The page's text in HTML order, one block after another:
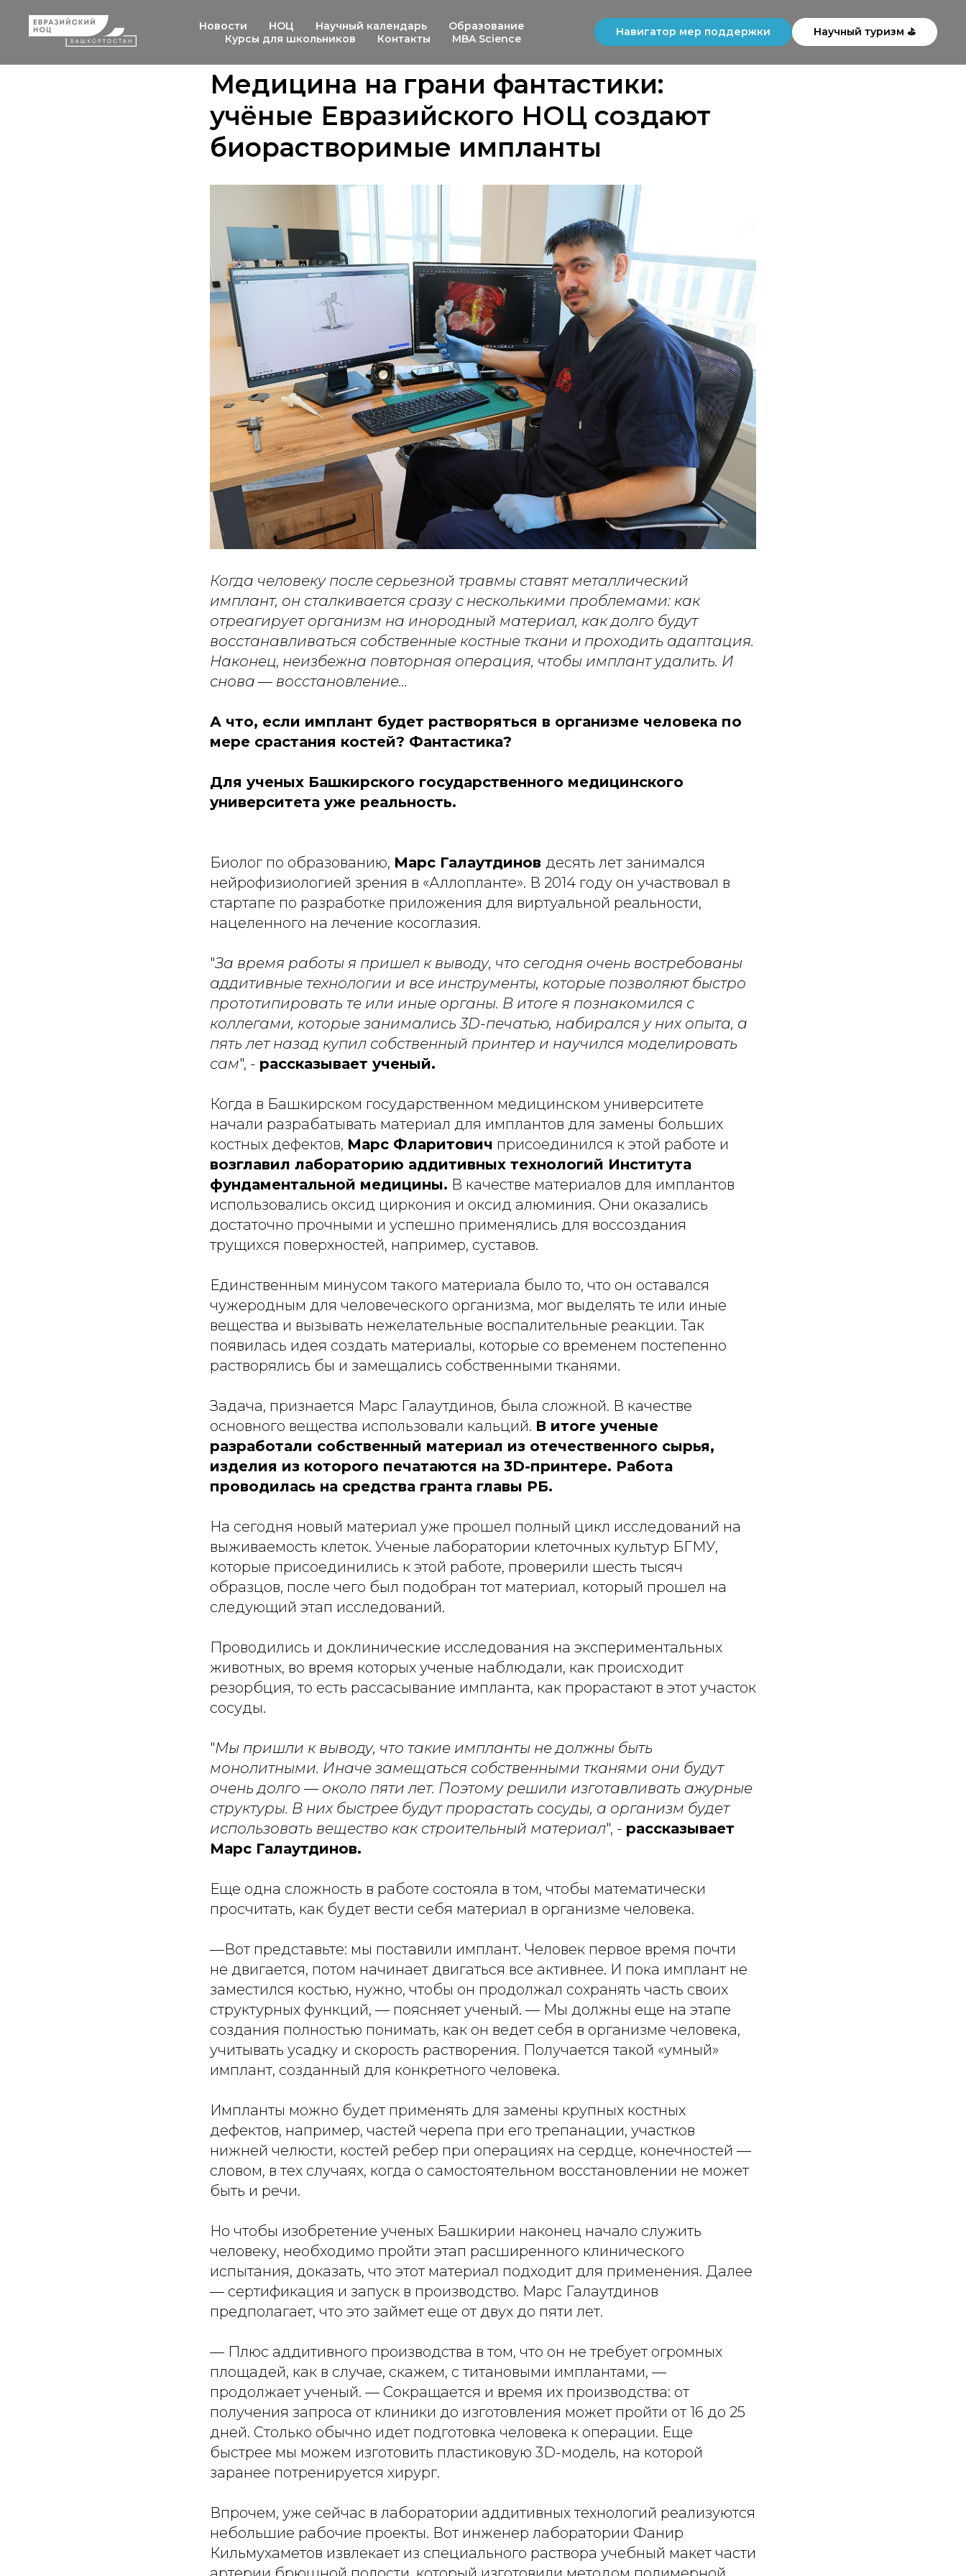
Новости НОЦ Научный календарь
Образование
Курсы для школьников
Контакты MBA Science
Навигатор мер поддержки Научный туризм ⛳
Медицина на грани фантастики:
учёные Евразийского НОЦ создают
биорастворимые импланты
Когда человеку после серьезной травмы ставят металлический
имплант, он сталкивается сразу с несколькими проблемами: как
отреагирует организм на инородный материал, как долго будут
восстанавливаться собственные костные ткани и проходить адаптация.
Наконец, неизбежна повторная операция, чтобы имплант удалить. И
снова — восстановление…
А что, если имплант будет растворяться в организме человека по
мере срастания костей? Фантастика?
Для ученых Башкирского государственного медицинского
университета уже реальность.
Биолог по образованию, Марс Галаутдинов десять лет занимался
нейрофизиологией зрения в «Аллопланте». В 2014 году он участвовал в
стартапе по разработке приложения для виртуальной реальности,
нацеленного на лечение косоглазия.
"За время работы я пришел к выводу, что сегодня очень востребованы
аддитивные технологии и все инструменты, которые позволяют быстро
прототипировать те или иные органы. В итоге я познакомился с
коллегами, которые занимались 3D-печатью, набирался у них опыта, а
пять лет назад купил собственный принтер и научился моделировать
сам", - рассказывает ученый.
Когда в Башкирском государственном медицинском университете
начали разрабатывать материал для имплантов для замены больших
костных дефектов, Марс Фларитович присоединился к этой работе и
возглавил лабораторию аддитивных технологий Института
фундаментальной медицины. В качестве материалов для имплантов
использовались оксид циркония и оксид алюминия. Они оказались
достаточно прочными и успешно применялись для воссоздания
трущихся поверхностей, например, суставов.
Единственным минусом такого материала было то, что он оставался
чужеродным для человеческого организма, мог выделять те или иные
вещества и вызывать нежелательные воспалительные реакции. Так
появилась идея создать материалы, которые со временем постепенно
растворялись бы и замещались собственными тканями.
Задача, признается Марс Галаутдинов, была сложной. В качестве
основного вещества использовали кальций. В итоге ученые
разработали собственный материал из отечественного сырья,
изделия из которого печатаются на 3D-принтере. Работа
проводилась на средства гранта главы РБ.
На сегодня новый материал уже прошел полный цикл исследований на
выживаемость клеток. Ученые лаборатории клеточных культур БГМУ,
которые присоединились к этой работе, проверили шесть тысяч
образцов, после чего был подобран тот материал, который прошел на
следующий этап исследований.
Проводились и доклинические исследования на экспериментальных
животных, во время которых ученые наблюдали, как происходит
резорбция, то есть рассасывание импланта, как прорастают в этот участок
сосуды.
"Мы пришли к выводу, что такие импланты не должны быть
монолитными. Иначе замещаться собственными тканями они будут
очень долго — около пяти лет. Поэтому решили изготавливать ажурные
структуры. В них быстрее будут прорастать сосуды, а организм будет
использовать вещество как строительный материал", - рассказывает
Марс Галаутдинов.
Еще одна сложность в работе состояла в том, чтобы математически
просчитать, как будет вести себя материал в организме человека.
—Вот представьте: мы поставили имплант. Человек первое время почти
не двигается, потом начинает двигаться все активнее. И пока имплант не
заместился костью, нужно, чтобы он продолжал сохранять часть своих
структурных функций, — поясняет ученый. — Мы должны еще на этапе
создания полностью понимать, как он ведет себя в организме человека,
учитывать усадку и скорость растворения. Получается такой «умный»
имплант, созданный для конкретного человека.
Импланты можно будет применять для замены крупных костных
дефектов, например, частей черепа при его трепанации, участков
нижней челюсти, костей ребер при операциях на сердце, конечностей —
словом, в тех случаях, когда о самостоятельном восстановлении не может
быть и речи.
Но чтобы изобретение ученых Башкирии наконец начало служить
человеку, необходимо пройти этап расширенного клинического
испытания, доказать, что этот материал подходит для применения. Далее
— сертификация и запуск в производство. Марс Галаутдинов
предполагает, что это займет еще от двух до пяти лет.
— Плюс аддитивного производства в том, что он не требует огромных
площадей, как в случае, скажем, с титановыми имплантами, —
продолжает ученый. — Сокращается и время их производства: от
получения запроса от клиники до изготовления может пройти от 16 до 25
дней. Столько обычно идет подготовка человека к операции. Еще
быстрее мы можем изготовить пластиковую 3D-модель, на которой
заранее потренируется хирург.
Впрочем, уже сейчас в лаборатории аддитивных технологий реализуются
небольшие рабочие проекты. Вот инженер лаборатории Фанир
Кильмухаметов извлекает из специального раствора учебный макет части